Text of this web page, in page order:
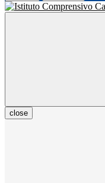
close